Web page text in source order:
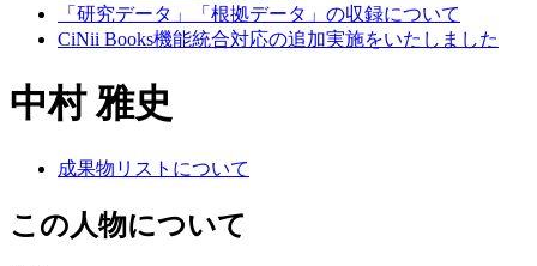
「研究データ」「根拠データ」の収録について
CiNii Books機能統合対応の追加実施をいたしました
中村 雅史
成果物リストについて
この人物について